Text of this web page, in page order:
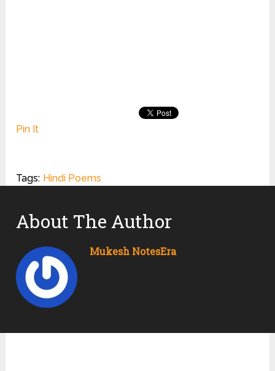
Pin It
Tags: Hindi Poems
About The Author
Mukesh NotesEra